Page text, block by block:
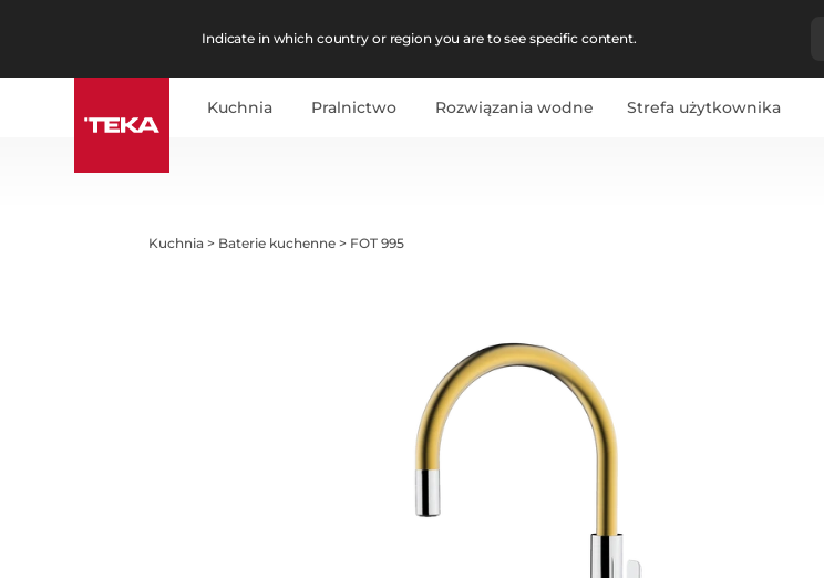
Indicate in which country or region you are to see specific content.
Kuchnia Pralnictwo Rozwiązania wodne Strefa użytkownika
Kuchnia > Baterie kuchenne > FOT 995